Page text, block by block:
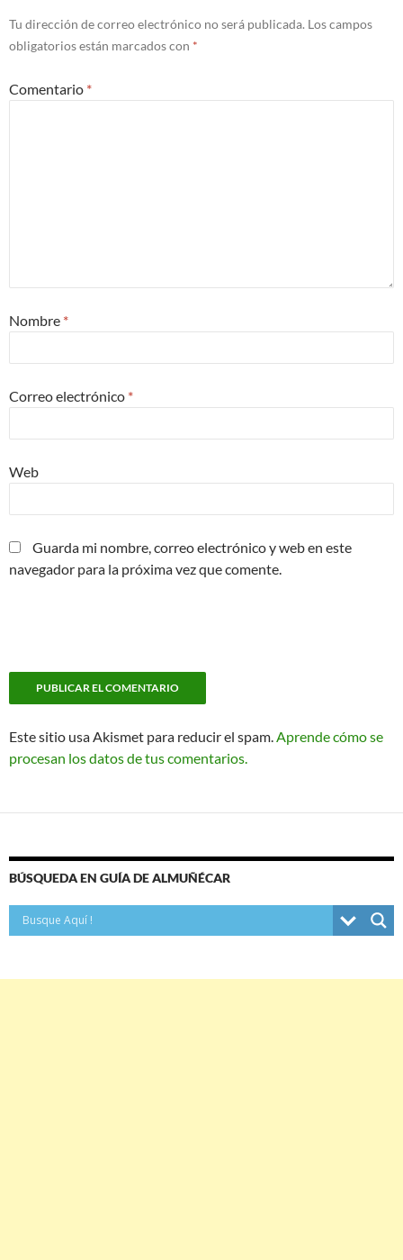
Tu dirección de correo electrónico no será publicada. Los campos
obligatorios están marcados con *
Comentario *
Nombre *
Correo electrónico *
Web
Guarda mi nombre, correo electrónico y web en este
navegador para la próxima vez que comente.
Este sitio usa Akismet para reducir el spam. Aprende cómo se
procesan los datos de tus comentarios.
BÚSQUEDA EN GUÍA DE ALMUÑÉCAR